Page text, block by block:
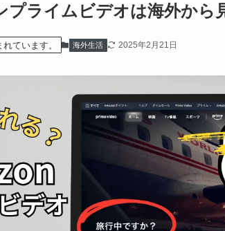
プライムビデオは海外から
ています。 海外生活 2025年2月21日